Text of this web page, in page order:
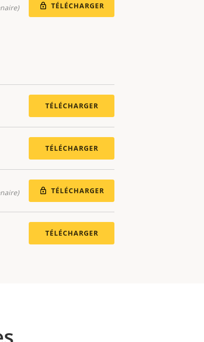
TÉLÉCHARGER
TÉLÉCHARGER
TÉLÉCHARGER
TÉLÉCHARGER
TÉLÉCHARGER